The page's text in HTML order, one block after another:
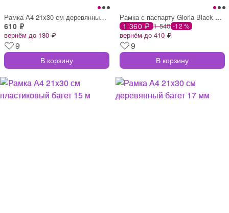
Рамка А4 21x30 см деревянный багет 16 мм
610 ₽
вернём до 180 ₽
9
В корзину
Рамка с паспарту Gloria Black А4 21x30 с
1 360 ₽ 1 540 -12 %
вернём до 410 ₽
9
В корзину